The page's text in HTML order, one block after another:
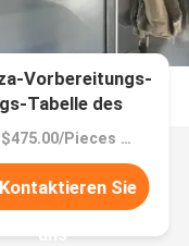
Vorbereitungs-
Tabelle des
Preis：$475.00/Pieces 1-9 Pieces
Kontaktieren Sie
uns